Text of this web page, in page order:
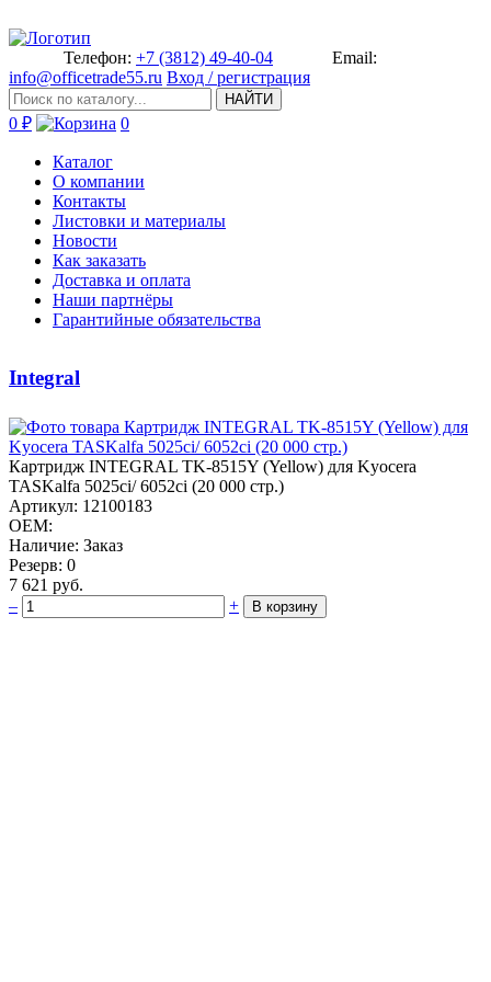
Телефон: +7 (3812) 49-40-04
Email:
info@officetrade55.ru Вход / регистрация
НАЙТИ
0 ₽ 0
Каталог
О компании
Контакты
Листовки и материалы
Новости
Как заказать
Доставка и оплата
Наши партнёры
Гарантийные обязательства
Integral
Картридж INTEGRAL TK-8515­Y (Yellow) для Kyocera
TASKalf­a 5025ci/ 6052ci (20 000 стр.)­
Артикул: 12100183
OEM:
Наличие: Заказ
Резерв: 0
7 621 руб.
–
+ В корзину